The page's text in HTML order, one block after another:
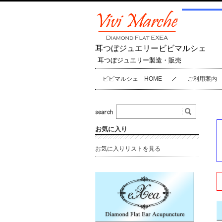
耳つぼジュエリービビマルシェ
耳つぼジュエリー製造・販売
ビビマルシェ HOME ご利用案内
お気に入り
お気に入りリストを見る